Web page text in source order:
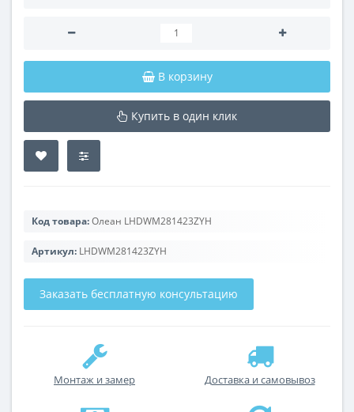
В корзину
Купить в один клик
Код товара:Олеан LHDWM281423ZYH
Артикул: LHDWM281423ZYH
Заказать бесплатную консультацию
Монтаж и замер Доставка и самовывоз